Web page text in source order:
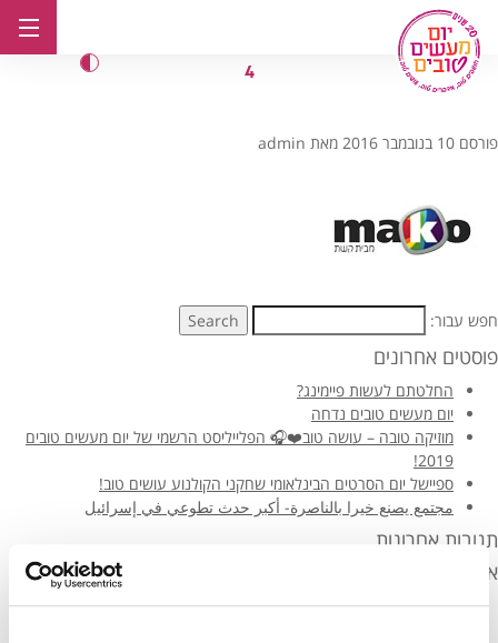
לתוכן
4
פורסם 10 בנובמבר 2016 מאת admin
חפש עבור: Search
פוסטים אחרונים
החלטתם לעשות פיימינג?
יום מעשים טובים נדחה
מוזיקה טובה – עושה טוב❤️🎧 הפלייליסט הרשמי של יום מעשים טובים
2019!
ספיישל יום הסרטים הבינלאומי שחקני הקולנוע עושים טוב!
مجتمع يصنع خيرا بالناصرة- أكبر حدث تطوعي في إسرائيل
תגובות אחרונות
ארכיונים
יוני 2021